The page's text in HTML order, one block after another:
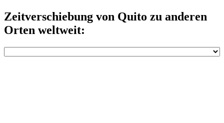
Zeitverschiebung von Quito zu anderen
Orten weltweit: